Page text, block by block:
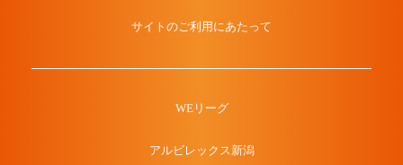
サイトのご利用にあたって
WEリーグ
アルビレックス新潟